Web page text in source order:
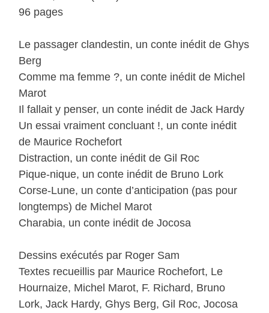
96 pages
Le passager clandestin, un conte inédit de Ghys
Berg
Comme ma femme ?, un conte inédit de Michel
Marot
Il fallait y penser, un conte inédit de Jack Hardy
Un essai vraiment concluant !, un conte inédit
de Maurice Rochefort
Distraction, un conte inédit de Gil Roc
Pique-nique, un conte inédit de Bruno Lork
Corse-Lune, un conte d’anticipation (pas pour
longtemps) de Michel Marot
Charabia, un conte inédit de Jocosa
Dessins exécutés par Roger Sam
Textes recueillis par Maurice Rochefort, Le
Hournaize, Michel Marot, F. Richard, Bruno
Lork, Jack Hardy, Ghys Berg, Gil Roc, Jocosa